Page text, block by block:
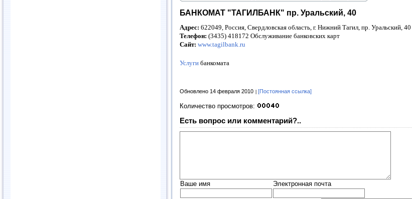
БАНКОМАТ "ТАГИЛБАНК" пр. Уральский, 40
Адрес: 622049, Россия, Свердловская область, г. Нижний Тагил, пр. Уральский, 40
Телефон: (3435) 418172 Обслуживание банковских карт
Сайт: www.tagilbank.ru
Услуги банкомата
Обновлено 14 февраля 2010 [Постоянная ссылка]
Количество просмотров:
Есть вопрос или комментарий?..
Ваше имя Электронная почта